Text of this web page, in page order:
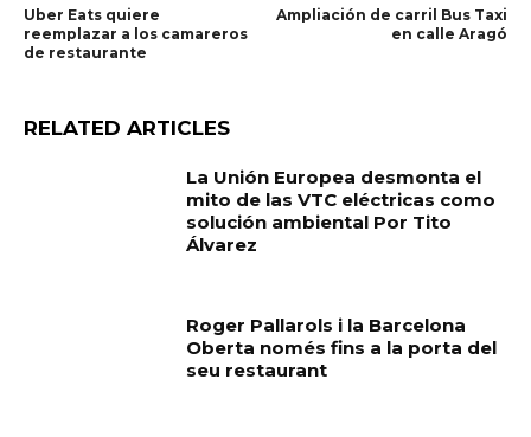
Uber Eats quiere
reemplazar a los camareros
de restaurante
Ampliación de carril Bus Taxi
en calle Aragó
RELATED ARTICLES
La Unión Europea desmonta el
mito de las VTC eléctricas como
solución ambiental Por Tito
Álvarez
Roger Pallarols i la Barcelona
Oberta només fins a la porta del
seu restaurant